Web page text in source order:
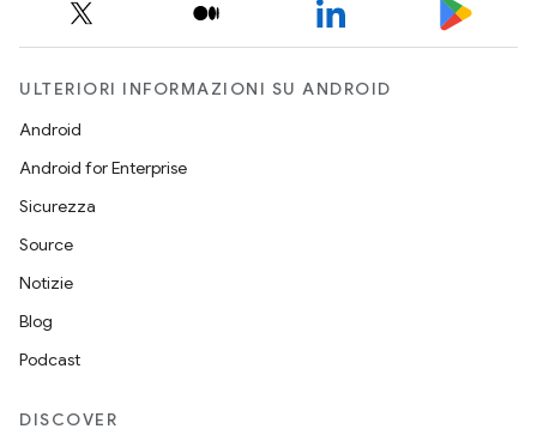
ULTERIORI INFORMAZIONI SU ANDROID
Android
Android for Enterprise
Sicurezza
Source
Notizie
Blog
Podcast
DISCOVER